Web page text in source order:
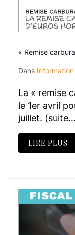
« Remise
Dans Information
La « remise
le 1er avril
juillet.
LIRE PLUS